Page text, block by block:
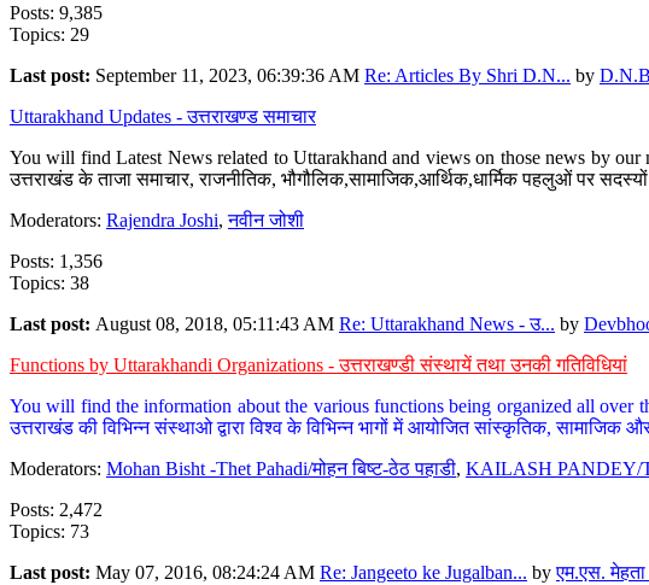
Posts: 9,385
Topics: 29
Last post: September 11, 2023, 06:39:36 AM Re: Articles By Shri D.N... by
Uttarakhand Updates - उत्तराखण्ड समाचार
You will find Latest News related to Uttarakhand and views on those news by
उत्तराखंड के ताजा समाचार, राजनीतिक, भौगौलिक,सामाजिक,आर्थिक,धार्मिक पहलुओं पर
Moderators: Rajendra Joshi,नवीन जोशी
Posts: 1,356
Topics: 38
Last post: August 08, 2018, 05:11:43 AM Re: Uttarakhand News - उ... by
Functions by Uttarakhandi Organizations - उत्तराखण्डी संस्थायें तथा उनकी गतिविधियां
You will find the information about the various functions being organized all over
उत्तराखंड की विभिन्न संस्थाओ द्वारा विश्व के विभिन्न भागों में आयोजित सांस्कृतिक,
Moderators: Mohan Bisht -Thet Pahadi/मोहन बिष्ट-ठेठ पहाडी, KAILASH PANDEY/
Posts: 2,472
Topics: 73
Last post: May 07, 2016, 08:24:24 AM Re: Jangeeto ke Jugalban... byएम.एस.